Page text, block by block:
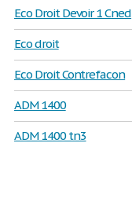
Eco Droit Devoir 1 Cned
Eco droit
Eco Droit Contrefacon
ADM 1400
ADM 1400 tn3